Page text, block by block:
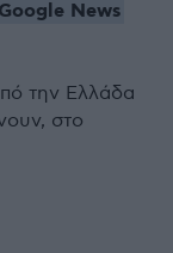
News
την Ελλάδα
στο